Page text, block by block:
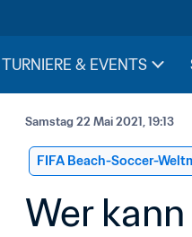
TURNIERE & EVENTS
Samstag 22 Mai 2021, 19:13
FIFA Beach-Soccer-
Wer